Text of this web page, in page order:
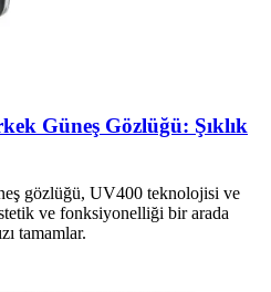
Güneş Gözlüğü: Şıklık
gözlüğü, UV400 teknolojisi ve
ve fonksiyonelliği bir arada
tamamlar.